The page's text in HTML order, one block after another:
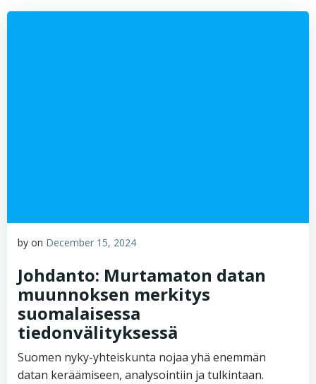
by on December 15, 2024
Johdanto: Murtamaton datan
muunnoksen merkitys
suomalaisessa
tiedonvälityksessä
Suomen nyky-yhteiskunta nojaa yhä enemmän
datan keräämiseen, analysointiin ja tulkintaan.